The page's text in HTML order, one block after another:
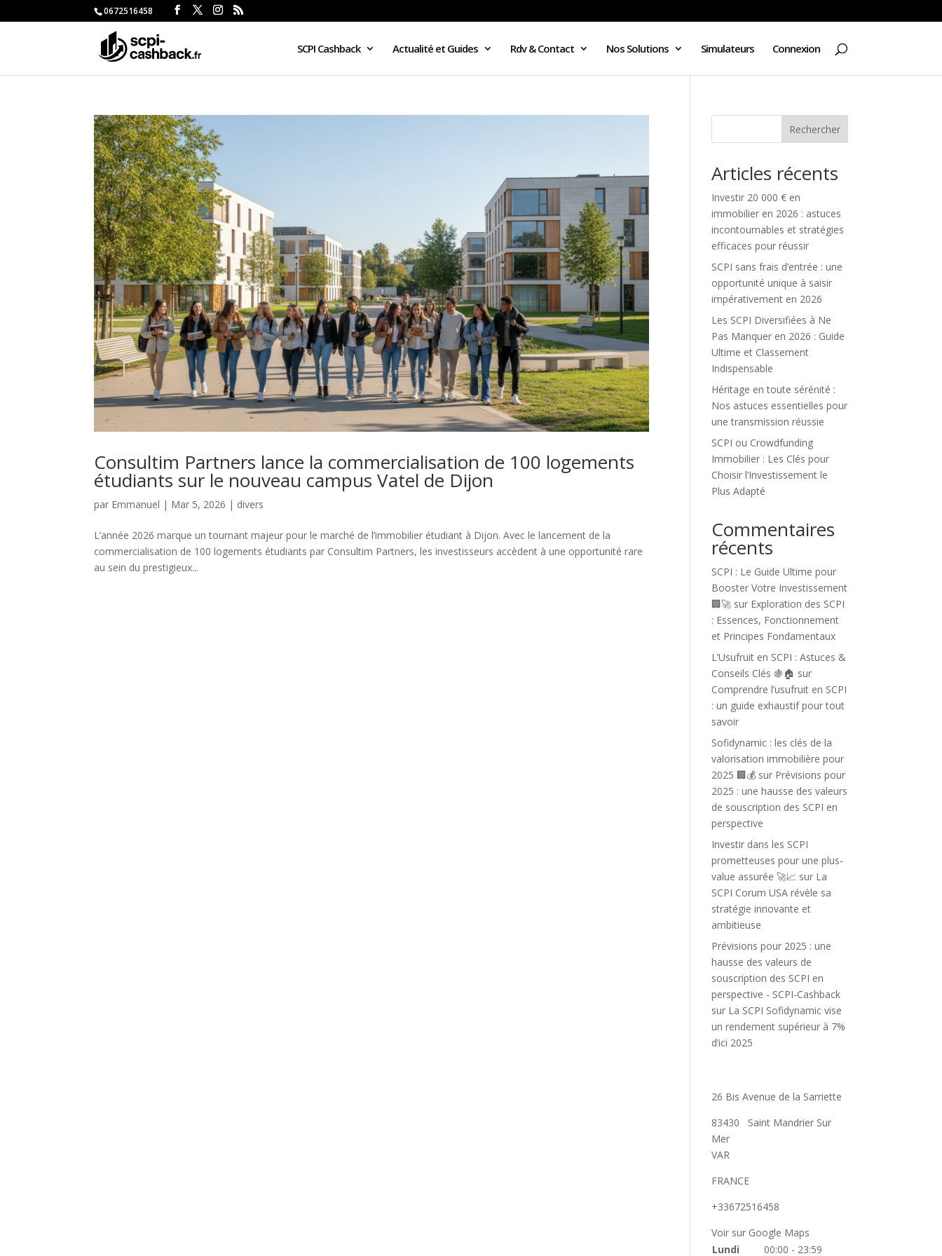
0672516458
SCPI Cashback Actualité et Guides Rdv & Contact Nos Solutions Simulateurs Connexion
Consultim Partners lance la commercialisation de 100 logements
étudiants sur le nouveau campus Vatel de Dijon
par Emmanuel | Mar 5, 2026 | divers
L’année 2026 marque un tournant majeur pour le marché de l’immobilier étudiant à Dijon. Avec le lancement de la
commercialisation de 100 logements étudiants par Consultim Partners, les investisseurs accèdent à une opportunité rare
au sein du prestigieux...
Rechercher
Articles récents
Investir 20 000 € en
immobilier en 2026 : astuces
incontournables et stratégies
efficaces pour réussir
SCPI sans frais d’entrée : une
opportunité unique à saisir
impérativement en 2026
Les SCPI Diversifiées à Ne
Pas Manquer en 2026 : Guide
Ultime et Classement
Indispensable
Héritage en toute sérénité :
Nos astuces essentielles pour
une transmission réussie
SCPI ou Crowdfunding
Immobilier : Les Clés pour
Choisir l’Investissement le
Plus Adapté
Commentaires
récents
SCPI : Le Guide Ultime pour
Booster Votre Investissement
🏢🚀 sur Exploration des SCPI
: Essences, Fonctionnement
et Principes Fondamentaux
L’Usufruit en SCPI : Astuces &
Conseils Clés 🍇🏠 sur
Comprendre l’usufruit en SCPI
: un guide exhaustif pour tout
savoir
Sofidynamic : les clés de la
valorisation immobilière pour
2025 🏢💰 sur Prévisions pour
2025 : une hausse des valeurs
de souscription des SCPI en
perspective
Investir dans les SCPI
prometteuses pour une plus-
value assurée 🚀📈 sur La
SCPI Corum USA révèle sa
stratégie innovante et
ambitieuse
Prévisions pour 2025 : une
hausse des valeurs de
souscription des SCPI en
perspective - SCPI-Cashback
sur La SCPI Sofidynamic vise
un rendement supérieur à 7%
d’ici 2025
26 Bis Avenue de la Sarriette
83430
Saint Mandrier Sur
Mer
VAR
FRANCE
+33672516458
Voir sur Google Maps
Lundi
00:00 - 23:59